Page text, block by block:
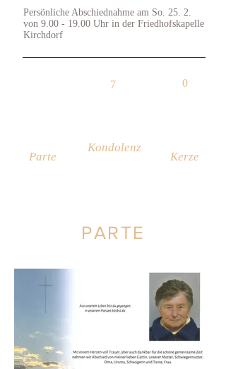
Persönliche Abschiednahme am So. 25. 2.
von 9.00 - 19.00 Uhr in der Friedhofskapelle
Kirchdorf
Parte
Kondolenz
Kerze
0
7
PARTE